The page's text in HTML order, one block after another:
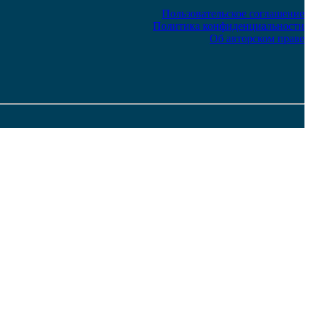
Пользовательское соглашение
Политика конфиденциальности
Об авторском праве